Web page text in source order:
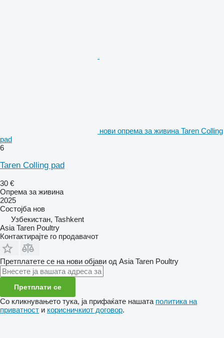
нови опрема за живина Taren Colling
pad
6
Taren Colling pad
30 €
Опрема за живина
2025
Состојба нов
Узбекистан, Tashkent
Asia Taren Poultry
Контактирајте го продавачот
Претплатете се на нови објави од Asia Taren Poultry
Претплати се
Со кликнувањето тука, ја прифаќате нашата политика на
приватност и корисничкиот договор.